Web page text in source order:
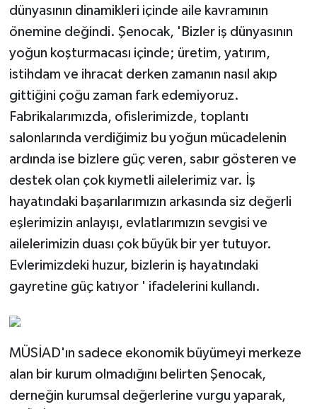
dünyasının dinamikleri içinde aile kavramının
önemine değindi. Şenocak, 'Bizler iş dünyasının
yoğun koşturmacası içinde; üretim, yatırım,
istihdam ve ihracat derken zamanın nasıl akıp
gittiğini çoğu zaman fark edemiyoruz.
Fabrikalarımızda, ofislerimizde, toplantı
salonlarında verdiğimiz bu yoğun mücadelenin
ardında ise bizlere güç veren, sabır gösteren ve
destek olan çok kıymetli ailelerimiz var. İş
hayatındaki başarılarımızın arkasında siz değerli
eşlerimizin anlayışı, evlatlarımızın sevgisi ve
ailelerimizin duası çok büyük bir yer tutuyor.
Evlerimizdeki huzur, bizlerin iş hayatındaki
gayretine güç katıyor ' ifadelerini kullandı.
MÜSİAD'ın sadece ekonomik büyümeyi merkeze
alan bir kurum olmadığını belirten Şenocak,
derneğin kurumsal değerlerine vurgu yaparak,